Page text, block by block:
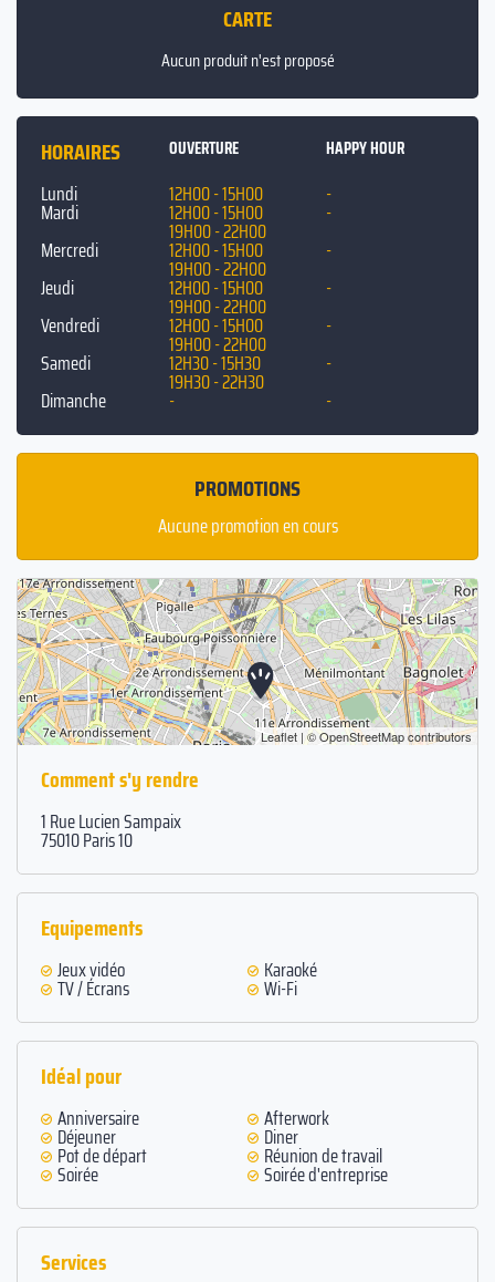
karaoké peut également être mobilisé si nécessaire ! Que ce soit une
anniversaires et soirées privées que des afterworks et repas
d'affaires. A deux pas du Théâtre Renaissance et du Théâtre Alhambra,
venez découvrir nos plats coréens revisités !
CARTE
Aucun produit n'est proposé
HORAIRES OUVERTURE HAPPY HOUR
Lundi 12H00 - 15H00 -
Mardi 12H00 - 15H00
19H00 - 22H00
-
Mercredi
12H00 - 15H00
19H00 - 22H00
-
Jeudi
12H00 - 15H00
19H00 - 22H00
-
Vendredi
12H00 - 15H00
19H00 - 22H00
-
Samedi
12H30 - 15H30
19H30 - 22H30
-
Dimanche
- -
PROMOTIONS
Aucune promotion en cours
Leaflet | ©OpenStreetMapcontributors
Comment s'y rendre
1 Rue Lucien Sampaix
75010 Paris 10
Equipements
Jeux vidéo Karaoké
TV / Écrans Wi-Fi
Idéal pour
Anniversaire Afterwork
Déjeuner Diner
Pot de départ Réunion de travail
Soirée Soirée d'entreprise
Services